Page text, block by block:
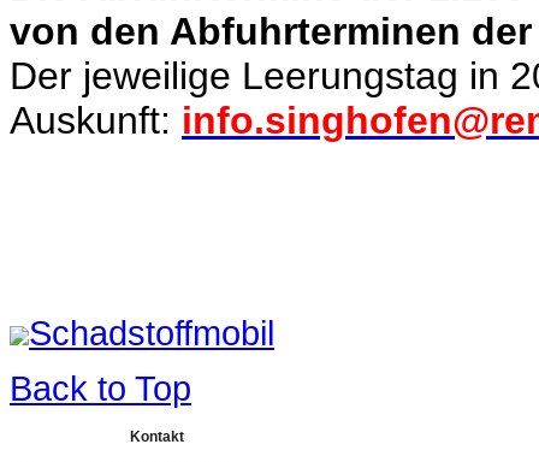
von den Abfuhrterminen
Der jeweilige Leerungstag in
Auskunft:
Schadstoffmobil
Back to Top
Kontakt